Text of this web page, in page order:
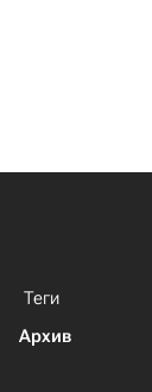
Теги
Архив